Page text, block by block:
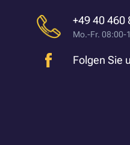
+49 40 460
Mo.-Fr. 08:00-
Folgen Sie